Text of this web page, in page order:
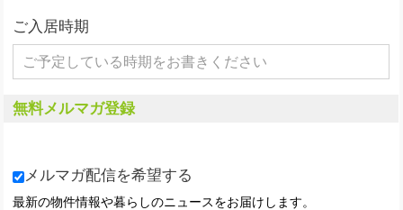
ご入居時期
無料メルマガ登録
メルマガ配信を希望する
最新の物件情報や暮らしのニュースをお届けします。